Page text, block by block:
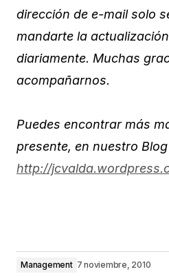
dirección de e-mail solo
mandarte la
diariamente. Muchas
acompañarnos.
Puedes encontrar más
presente, en nuestro
http://
Management 7 noviembre, 2010